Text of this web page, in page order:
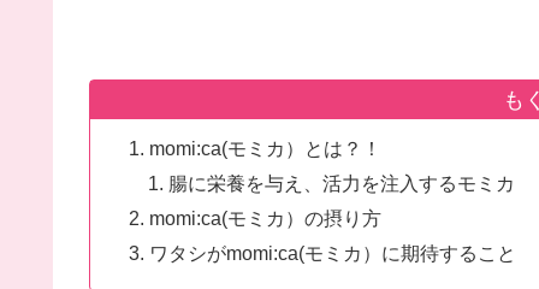
も
momi:ca(モミカ）とは？！
腸に栄養を与え、活力を注入するモミカ
momi:ca(モミカ）の摂り方
ワタシがmomi:ca(モミカ）に期待すること